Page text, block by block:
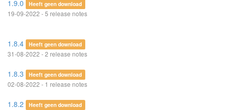
1.9.0 Heeft geen download
19-09-2022 - 5 release notes
1.8.4 Heeft geen download
31-08-2022 - 2 release notes
1.8.3 Heeft geen download
02-08-2022 - 1 release notes
1.8.2 Heeft geen download